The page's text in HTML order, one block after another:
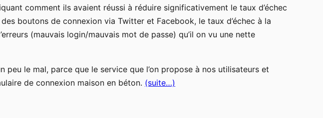
comment ils avaient réussi à réduire significativement le taux d’échec
boutons de connexion via Twitter et Facebook, le taux d’échec à la
(mauvais login/mauvais mot de passe) qu’il on vu une nette
peu le mal, parce que le service que l’on propose à nos utilisateurs et
de connexion maison en béton. (suite…)